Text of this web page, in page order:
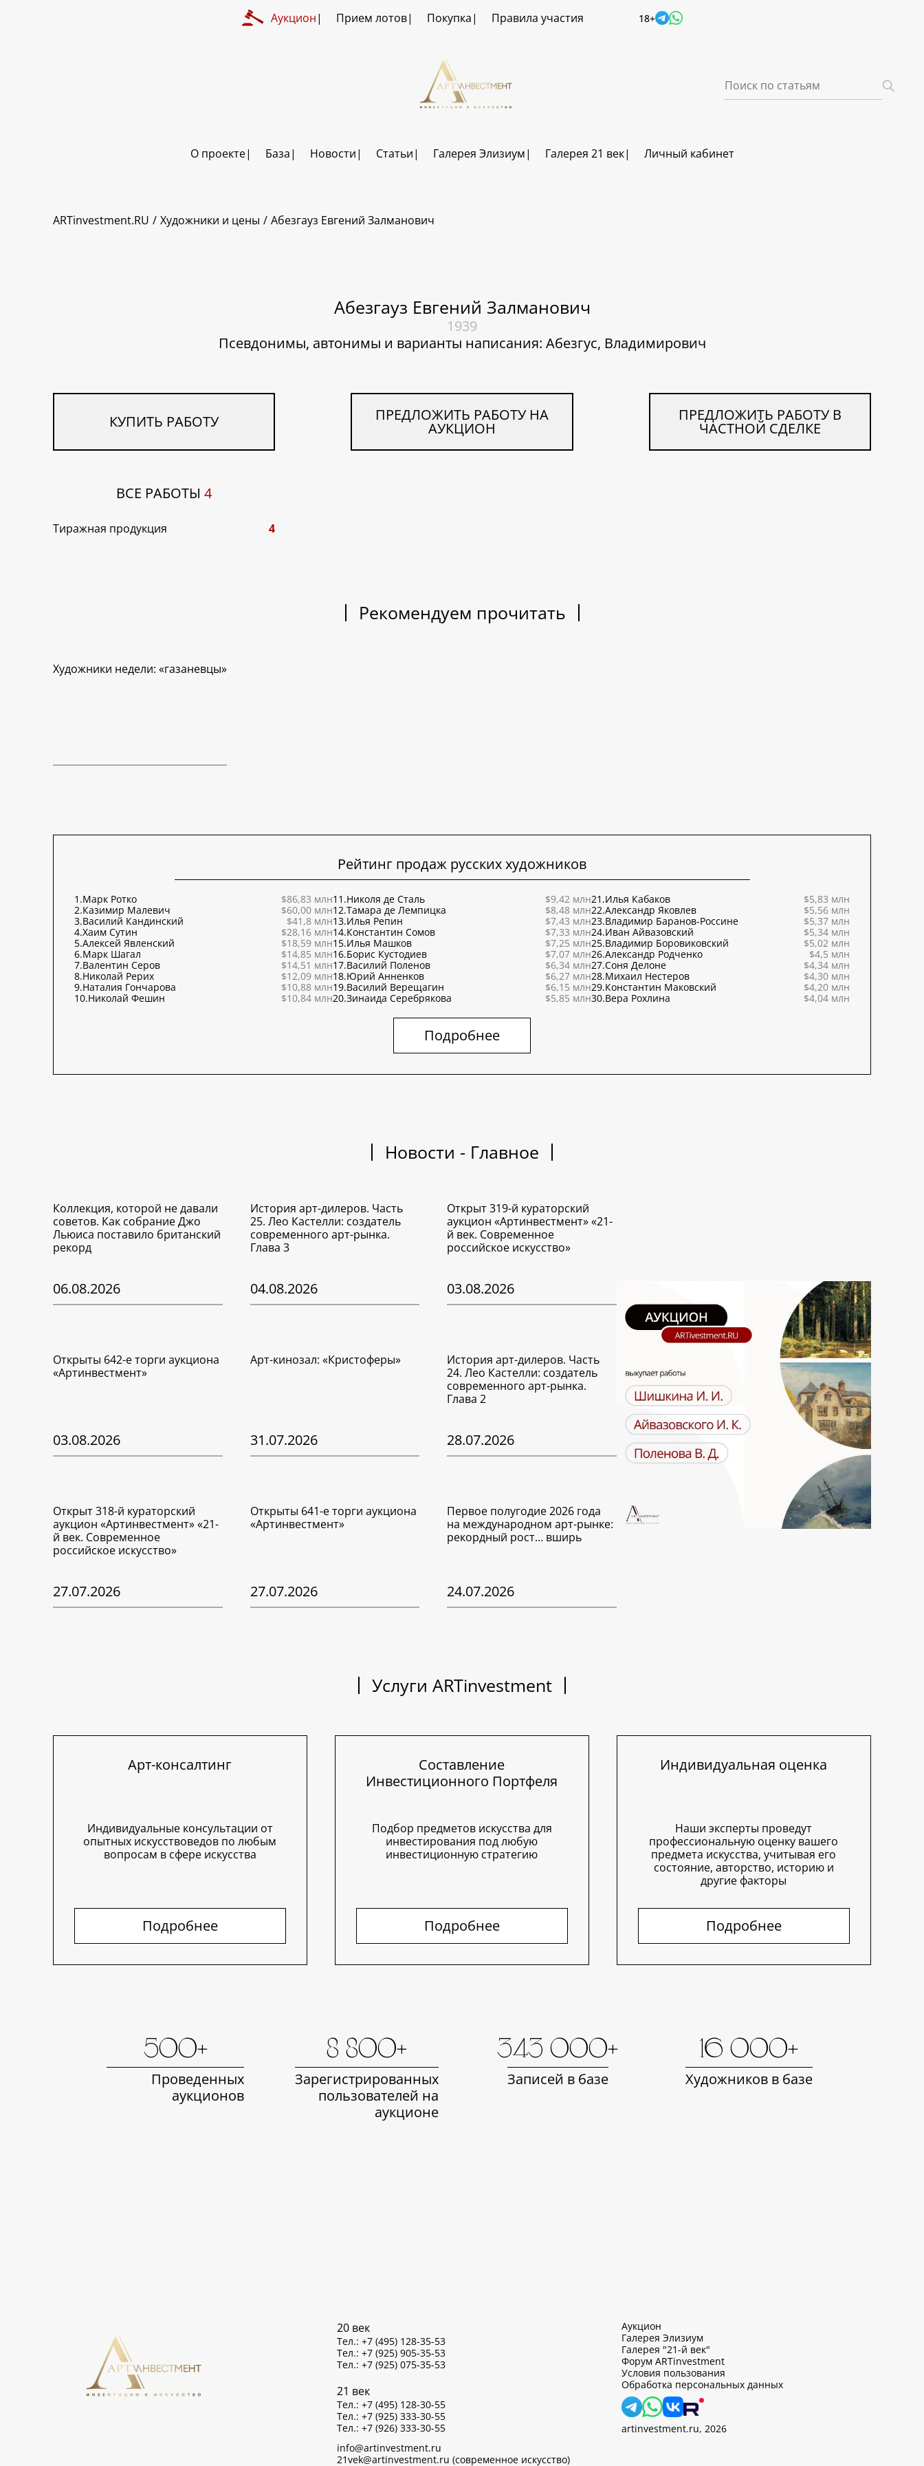
Аукцион Прием лотов Покупка Правила участия 18+
О проекте База Новости Статьи Галерея Элизиум Галерея 21 век Личный кабинет
ARTinvestment.RU Художники и цены Абезгауз Евгений Залманович
Абезгауз Евгений Залманович
1939
Псевдонимы, автонимы и варианты написания: Абезгус, Владимирович
КУПИТЬ РАБОТУ ПРЕДЛОЖИТЬ РАБОТУ НА
АУКЦИОН
ПРЕДЛОЖИТЬ РАБОТУ В
ЧАСТНОЙ СДЕЛКЕ
ВСЕ РАБОТЫ4
Тиражная продукция 4
Рекомендуем прочитать
Художники недели: «газаневцы»
Рейтинг продаж русских художников
1.Марк Ротко
$86,83 млн
2.Казимир Малевич
$60,00 млн
3.Василий Кандинский
$41,8 млн
4.Хаим Сутин
$28,16 млн
5.Алексей Явленский
$18,59 млн
6.Марк Шагал
$14,85 млн
7.Валентин Серов
$14,51 млн
8.Николай Рерих
$12,09 млн
9.Наталия Гончарова
$10,88 млн
10.Николай Фешин $10,84 млн
11.Николя де Сталь
$9,42 млн
12.Тамара де Лемпицка
$8,48 млн
13.Илья Репин
$7,43 млн
14.Константин Сомов
$7,33 млн
15.Илья Машков
$7,25 млн
16.Борис Кустодиев
$7,07 млн
17.Василий Поленов
$6,34 млн
18.Юрий Анненков
$6,27 млн
19.Василий Верещагин
$6,15 млн
20.Зинаида Серебрякова $5,85 млн
21.Илья Кабаков
$5,83 млн
22.Александр Яковлев
$5,56 млн
23.Владимир Баранов-Россине
$5,37 млн
24.Иван Айвазовский
$5,34 млн
25.Владимир Боровиковский
$5,02 млн
26.Александр Родченко
$4,5 млн
27.Соня Делоне
$4,34 млн
28.Михаил Нестеров
$4,30 млн
29.Константин Маковский
$4,20 млн
30.Вера Рохлина $4,04 млн
Подробнее
Новости - Главное
Коллекция, которой не давали
советов. Как собрание Джо
Льюиса поставило британский
рекорд
06.08.2026
История арт-дилеров. Часть
25. Лео Кастелли: создатель
современного арт-рынка.
Глава 3
04.08.2026
Открыт 319-й кураторский
аукцион «Артинвестмент» «21-
й век. Современное
российское искусство»
03.08.2026
Открыты 642-е торги аукциона
«Артинвестмент»
03.08.2026
Арт-кинозал: «Кристоферы»
31.07.2026
История арт-дилеров. Часть
24. Лео Кастелли: создатель
современного арт-рынка.
Глава 2
28.07.2026
Открыт 318-й кураторский
аукцион «Артинвестмент» «21-
й век. Современное
российское искусство»
27.07.2026
Открыты 641-е торги аукциона
«Артинвестмент»
27.07.2026
Первое полугодие 2026 года
на международном арт-рынке:
рекордный рост… вширь
24.07.2026
Услуги ARTinvestment
Арт-консалтинг
Индивидуальные консультации от
опытных искусствоведов по любым
вопросам в сфере искусства
Подробнее
Составление
Инвестиционного Портфеля
Подбор предметов искусства для
инвестирования под любую
инвестиционную стратегию
Подробнее
Индивидуальная оценка
Наши эксперты проведут
профессиональную оценку вашего
предмета искусства, учитывая его
состояние, авторство, историю и
другие факторы
Подробнее
500+
Проведенных
аукционов
8 800+
Зарегистрированных
пользователей на
аукционе
343 000+
Записей в базе
16 000+
Художников в базе
20 век
Тел.: +7 (495) 128-35-53
Тел.: +7 (925) 905-35-53
Тел.: +7 (925) 075-35-53
21 век
Тел.: +7 (495) 128-30-55
Тел.: +7 (925) 333-30-55
Тел.: +7 (926) 333-30-55
info@artinvestment.ru
21vek@artinvestment.ru (современное искусство)
Аукцион
Галерея Элизиум
Галерея "21-й век"
Форум ARTinvestment
Условия пользования
Обработка персональных данных
artinvestment.ru, 2026